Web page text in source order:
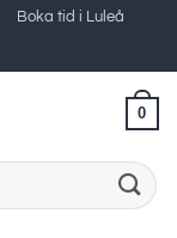
Boka tid i Luleå
0